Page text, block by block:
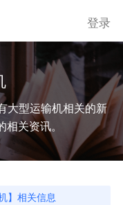
登录
大型运输机相关的新
关资讯。
】相关信息